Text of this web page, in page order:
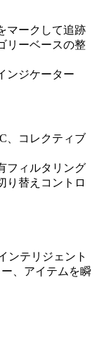
マークして追跡
リーベースの整
ンジケーター
、コレクティブ
フィルタリング
り替えコントロ
ンテリジェント
、アイテムを瞬